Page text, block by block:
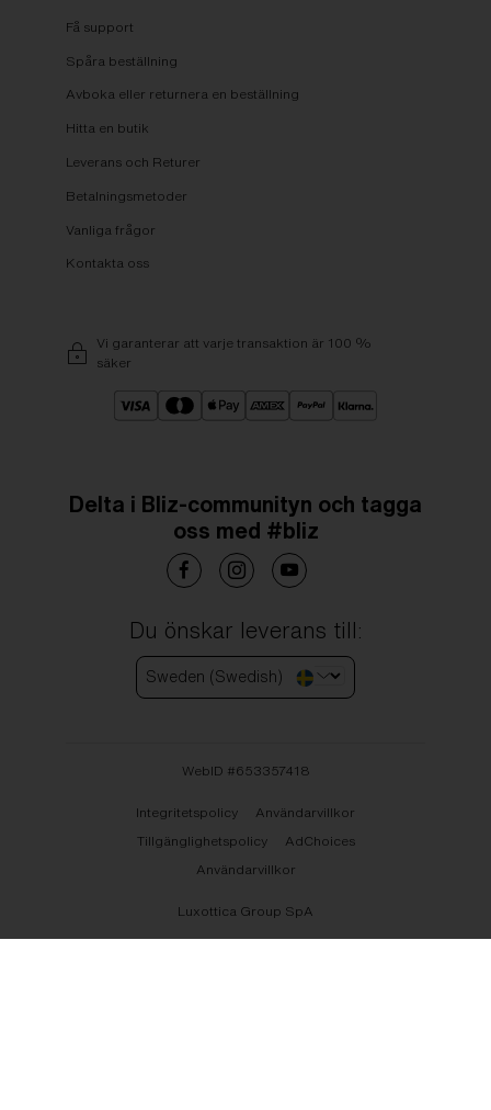
Få support
Spåra beställning
Avboka eller returnera en beställning
Hitta en butik
Leverans och Returer
Betalningsmetoder
Vanliga frågor
Kontakta oss
Vi garanterar att varje transaktion är 100 %
säker
Delta i Bliz-communityn och tagga
oss med #bliz
Du önskar leverans till:
Sweden (Swedish)
WebID #653357418
Integritetspolicy
Användarvillkor
Tillgänglighetspolicy
AdChoices
Användarvillkor
Luxottica Group SpA